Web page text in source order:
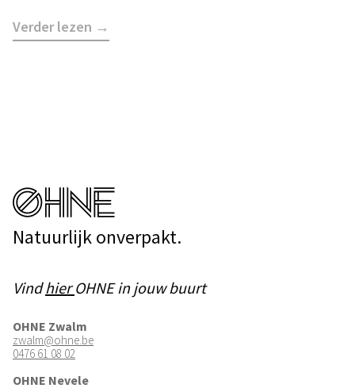
Verder lezen →
Natuurlijk onverpakt.
VindhierOHNE in jouw buurt
OHNE Zwalm
zwalm@ohne.be
0476 61 08 02
OHNE Nevele